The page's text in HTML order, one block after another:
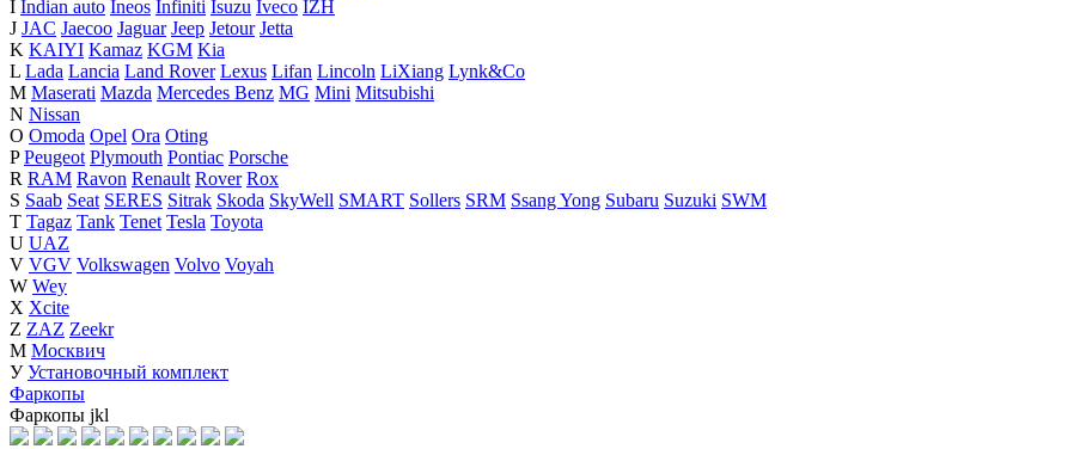
I Indian auto Ineos Infiniti Isuzu Iveco IZH
J JAC Jaecoo Jaguar Jeep Jetour Jetta
K KAIYI Kamaz KGM Kia
L Lada Lancia Land Rover Lexus Lifan Lincoln LiXiang Lynk&Co
M Maserati Mazda Mercedes Benz MG Mini Mitsubishi
N Nissan
O Omoda Opel Ora Oting
P Peugeot Plymouth Pontiac Porsche
R RAM Ravon Renault Rover Rox
S Saab Seat SERES Sitrak Skoda SkyWell SMART Sollers SRM Ssang Yong Subaru Suzuki SWM
T Tagaz Tank Tenet Tesla Toyota
U UAZ
V VGV Volkswagen Volvo Voyah
W Wey
X Xcite
Z ZAZ Zeekr
М Москвич
У Установочный комплект
Фаркопы
Фаркопы jkl